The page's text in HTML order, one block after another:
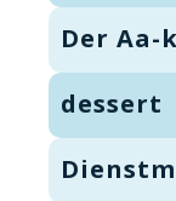
Der Aa-
dessert